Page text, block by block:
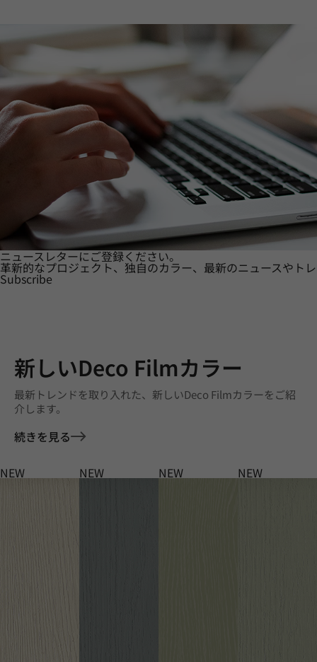
ニュースレターにご登録ください。
革新的なプロジェクト、独自のカラー、最新のニュースやト
Subscribe
新しいDeco Filmカラー
最新トレンドを取り入れた、新しいDeco Filmカラーをご紹
介します。
続きを見る
NEW NEW NEW NEW